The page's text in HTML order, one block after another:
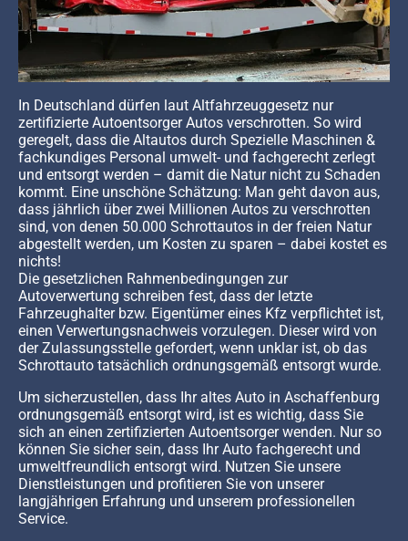
In Deutschland dürfen laut Altfahrzeuggesetz nur
zertifizierte Autoentsorger Autos verschrotten. So wird
geregelt, dass die Altautos durch Spezielle Maschinen &
fachkundiges Personal umwelt- und fachgerecht zerlegt
und entsorgt werden – damit die Natur nicht zu Schaden
kommt. Eine unschöne Schätzung: Man geht davon aus,
dass jährlich über zwei Millionen Autos zu verschrotten
sind, von denen 50.000 Schrottautos in der freien Natur
abgestellt werden, um Kosten zu sparen – dabei kostet es
nichts!
Die gesetzlichen Rahmenbedingungen zur
Autoverwertung schreiben fest, dass der letzte
Fahrzeughalter bzw. Eigentümer eines Kfz verpflichtet ist,
einen Verwertungsnachweis vorzulegen. Dieser wird von
der Zulassungsstelle gefordert, wenn unklar ist, ob das
Schrottauto tatsächlich ordnungsgemäß entsorgt wurde.
Um sicherzustellen, dass Ihr altes Auto in Aschaffenburg
ordnungsgemäß entsorgt wird, ist es wichtig, dass Sie
sich an einen zertifizierten Autoentsorger wenden. Nur so
können Sie sicher sein, dass Ihr Auto fachgerecht und
umweltfreundlich entsorgt wird. Nutzen Sie unsere
Dienstleistungen und profitieren Sie von unserer
langjährigen Erfahrung und unserem professionellen
Service.